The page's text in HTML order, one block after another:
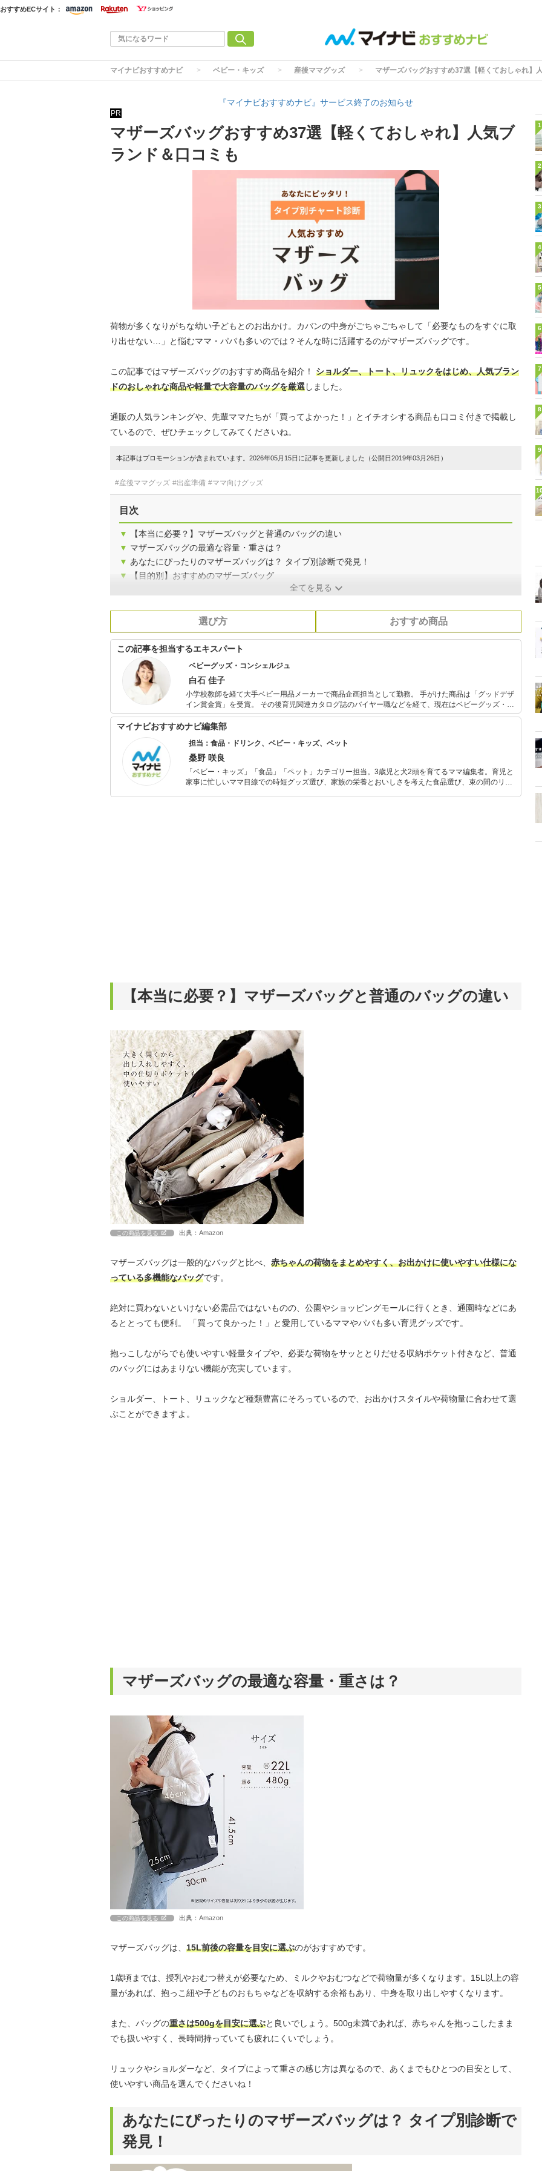
おすすめECサイト：
マイナビおすすめナビ ベビー・キッズ 産後ママグッズ マザーズバッグおすすめ37選【軽くておしゃれ】
『マイナビおすすめナビ』サービス終了のお知らせ
PR
マザーズバッグおすすめ37選【軽くておしゃれ】人気ブ
ランド＆口コミも
荷物が多くなりがちな幼い子どもとのお出かけ。カバンの中身がごちゃごちゃして「必要なものをすぐに取
り出せない…」と悩むママ・パパも多いのでは？そんな時に活躍するのがマザーズバッグです。
この記事ではマザーズバッグのおすすめ商品を紹介！ ショルダー、トート、リュックをはじめ、人気ブラン
ドのおしゃれな商品や軽量で大容量のバッグを厳選しました。
通販の人気ランキングや、先輩ママたちが「買ってよかった！」とイチオシする商品も口コミ付きで掲載し
ているので、ぜひチェックしてみてくださいね。
本記事はプロモーションが含まれています。2026年05月15日に記事を更新しました（公開日2019年03月26日）
#産後ママグッズ #出産準備 #ママ向けグッズ
目次
▼
【本当に必要？】マザーズバッグと普通のバッグの違い
▼ マザーズバッグの最適な容量・重さは？
▼ あなたにぴったりのマザーズバッグは？ タイプ別診断で発見！
▼
【目的別】おすすめのマザーズバッグ
全てを見る
選び方 おすすめ商品
この記事を担当するエキスパート
ベビーグッズ・コンシェルジュ
白石 佳子
小学校教師を経て大手ベビー用品メーカーで商品企画担当として勤務。 手がけた商品は「グッドデザ
イン賞金賞」を受賞。 その後育児関連カタログ誌のバイヤー職などを経て、現在はベビーグッズ・コ
ンシェルジュとして延べ1500名のプレママやママに育児グッズ講座を実施。 ベビーグッズによる赤ち
ゃんの事故を減らすために、そして不安を抱えながら育児しているママをサポートするために活動
賞。 メディア歴：NHK おはよう日本
マイナビおすすめナビ編集部
担当：食品・ドリンク、ベビー・キッズ、ペット
桑野 咲良
「ベビー・キッズ」「食品」「ペット」カテゴリー担当。3歳児と犬2頭を育てるママ編集者。育児と
家事に忙しいママ目線での時短グッズ選び、家族の栄養とおいしさを考えた食品選び、束の間のリラ
【本当に必要？】マザーズバッグと普通のバッグの違い
この商品を見る 出典：Amazon
マザーズバッグは一般的なバッグと比べ、 赤ちゃんの荷物をまとめやすく、お出かけに使いやすい仕様にな
っている多機能なバッグです。
絶対に買わないといけない必需品ではないものの、公園やショッピングモールに行くとき、通園時などにあ
るととっても便利。 「買って良かった！」と愛用しているママやパパも多い育児グッズです。
抱っこしながらでも使いやすい軽量タイプや、必要な荷物をサッととりだせる収納ポケット付きなど、普通
のバッグにはあまりない機能が充実しています。
ショルダー、トート、リュックなど種類豊富にそろっているので、お出かけスタイルや荷物量に合わせて選
ぶことができますよ。
マザーズバッグの最適な容量・重さは？
この商品を見る 出典：Amazon
マザーズバッグは、 15L前後の容量を目安に選ぶのがおすすめです。
1歳頃までは、授乳やおむつ替えが必要なため、ミルクやおむつなどで荷物量が多くなります。15L以上の容
量があれば、抱っこ紐や子どものおもちゃなどを収納する余裕もあり、中身を取り出しやすくなります。
また、バッグの重さは500gを目安に選ぶと良いでしょう。500g未満であれば、赤ちゃんを抱っこしたまま
でも扱いやすく、長時間持っていても疲れにくいでしょう。
リュックやショルダーなど、タイプによって重さの感じ方は異なるので、あくまでもひとつの目安として、
使いやすい商品を選んでくださいね！
あなたにぴったりのマザーズバッグは？ タイプ別診断で
発見！
1
2
3
4
5
6
7
8
9